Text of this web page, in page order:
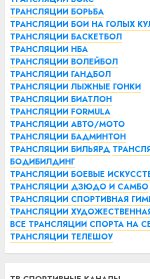
ТРАНСЛЯЦИИ БОРЬБА
ТРАНСЛЯЦИИ БОИ НА ГОЛЫХ
ТРАНСЛЯЦИИ БАСКЕТБОЛ
ТРАНСЛЯЦИИ НБА
ТРАНСЛЯЦИИ ВОЛЕЙБОЛ
ТРАНСЛЯЦИИ ГАНДБОЛ
ТРАНСЛЯЦИИ ЛЫЖНЫЕ ГОНКИ
ТРАНСЛЯЦИИ БИАТЛОН
ТРАНСЛЯЦИИ FORMULA
ТРАНСЛЯЦИИ АВТО/МОТО
ТРАНСЛЯЦИИ БАДМИНТОН
ТРАНСЛЯЦИИ БИЛЬЯРД
БОДИБИЛДИНГ
ТРАНСЛЯЦИИ БОЕВЫЕ
ТРАНСЛЯЦИИ ДЗЮДО И САМБО
ТРАНСЛЯЦИИ СПОРТИВНАЯ
ТРАНСЛЯЦИИ
ВСЕ ТРАНСЛЯЦИИ СПОРТА НА
ТРАНСЛЯЦИИ ТЕЛЕШОУ